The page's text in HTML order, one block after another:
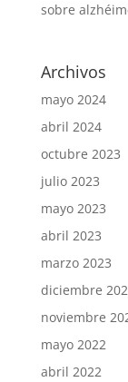
sobre
Archivos
mayo 2024
abril 2024
octubre 2023
julio 2023
mayo 2023
abril 2023
marzo 2023
diciembre
noviembre
mayo 2022
abril 2022